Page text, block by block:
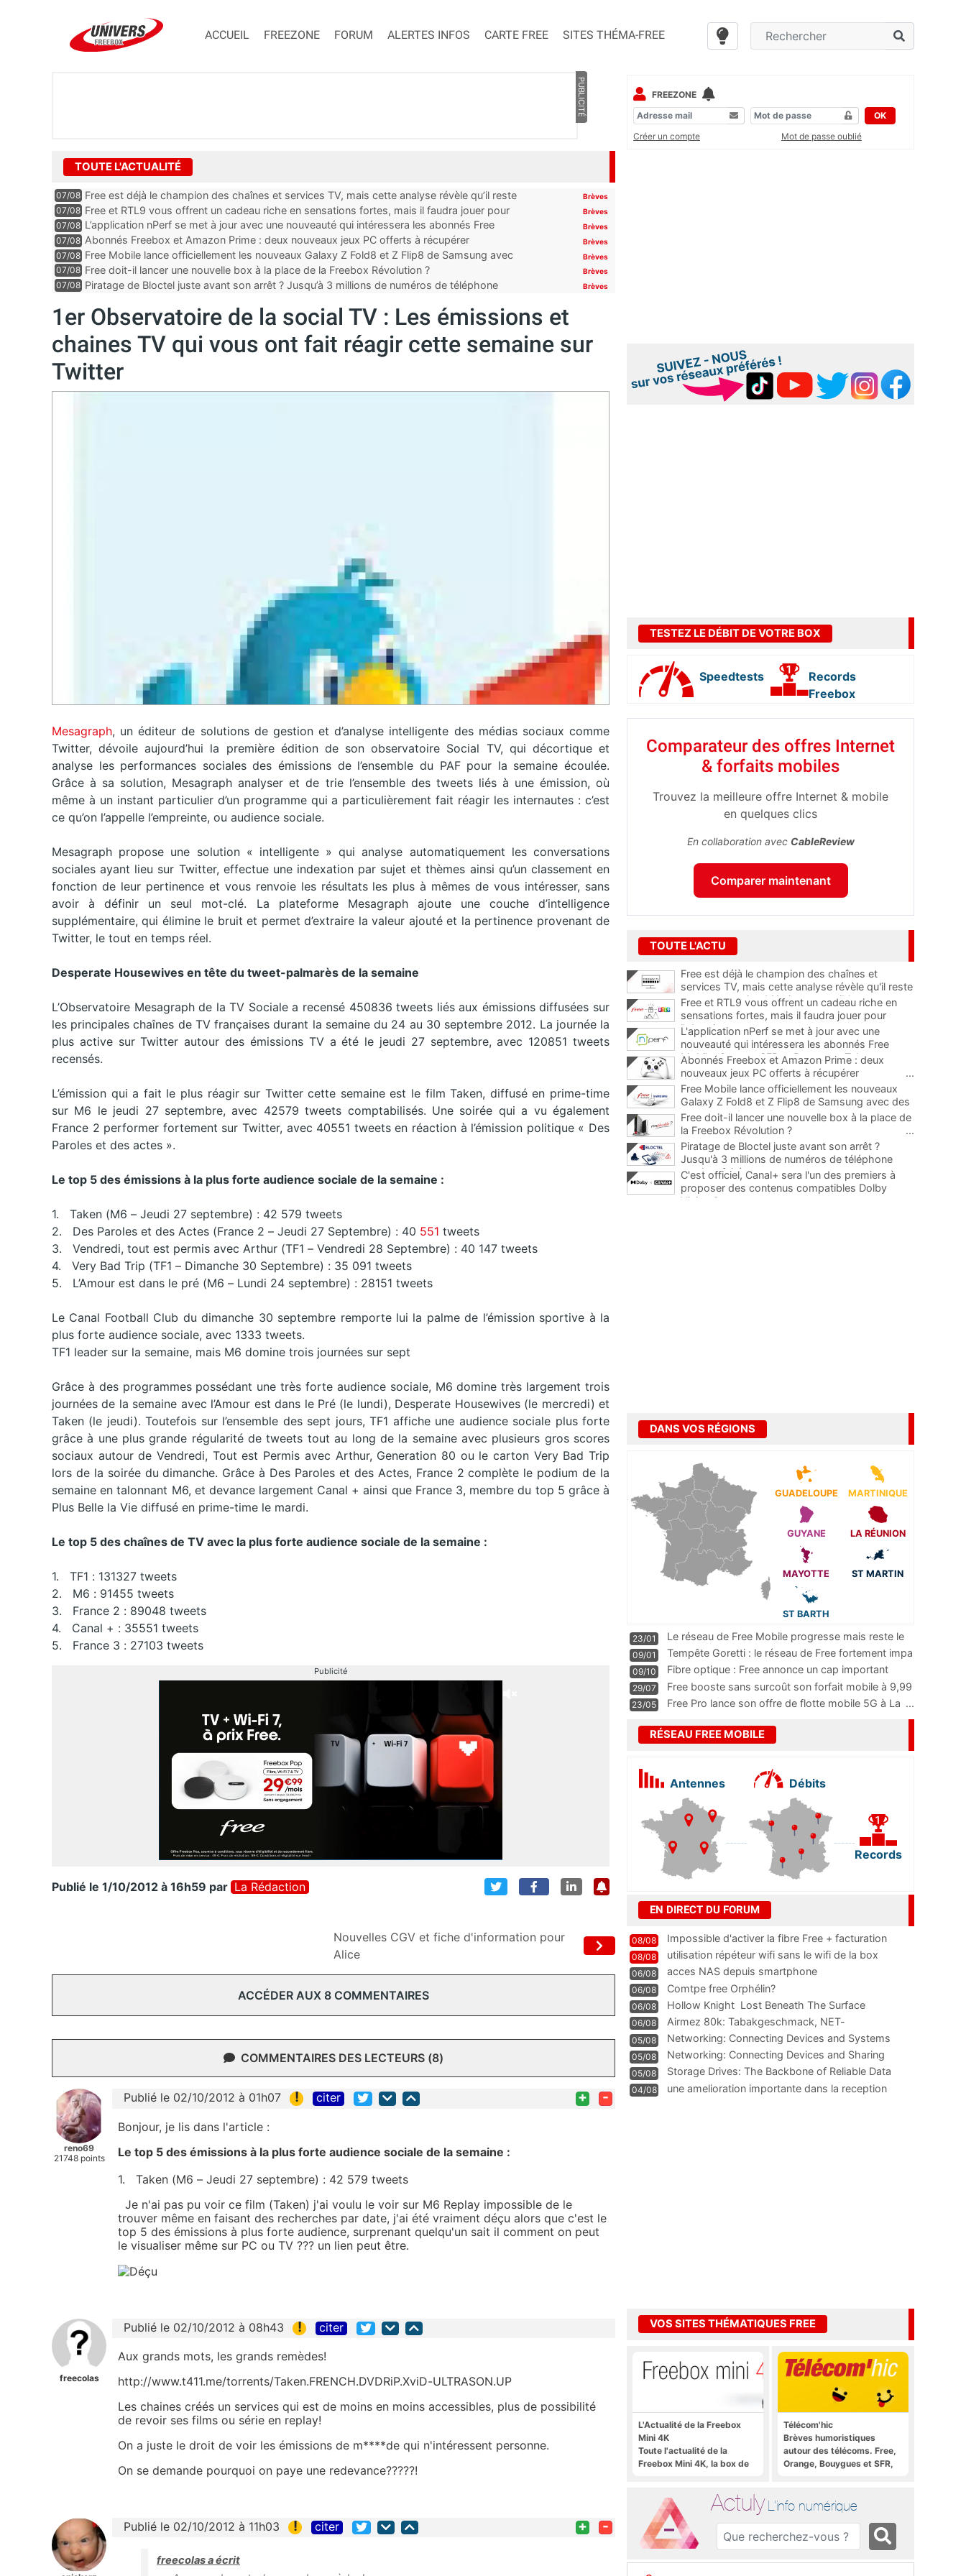
ACCUEIL FREEZONE FORUM ALERTES INFOS CARTE FREE SITES THÉMA-FREE
PUBLICITÉ
TOUTE L'ACTUALITÉ
07/08 Free est déjà le champion des chaînes et services TV, mais cette analyse révèle qu’il reste
encore au moin...
Brèves
07/08 Free et RTL9 vous offrent un cadeau riche en sensations fortes, mais il faudra jouer pour
l’obtenir
Brèves
07/08 L’application nPerf se met à jour avec une nouveauté qui intéressera les abonnés Free
Mobile, Orange, SFR ...
Brèves
07/08 Abonnés Freebox et Amazon Prime : deux nouveaux jeux PC offerts à récupérer Brèves
07/08 Free Mobile lance officiellement les nouveaux Galaxy Z Fold8 et Z Flip8 de Samsung avec
des promos et des cadeaux
Brèves
07/08 Free doit-il lancer une nouvelle box à la place de la Freebox Révolution ? Brèves
07/08 Piratage de Bloctel juste avant son arrêt ? Jusqu’à 3 millions de numéros de téléphone
Brèves
1er Observatoire de la social TV : Les émissions et
chaines TV qui vous ont fait réagir cette semaine sur
Twitter
Mesagraph, un éditeur de solutions de gestion et d’analyse intelligente des médias sociaux comme
Twitter, dévoile aujourd’hui la première édition de son observatoire Social TV, qui décortique et
analyse les performances sociales des émissions de l’ensemble du PAF pour la semaine écoulée.
Grâce à sa solution, Mesagraph analyser et de trie l’ensemble des tweets liés à une émission, où
même à un instant particulier d’un programme qui a particulièrement fait réagir les internautes : c’est
ce qu’on l’appelle l’empreinte, ou audience sociale.
Mesagraph propose une solution « intelligente » qui analyse automatiquement les conversations
sociales ayant lieu sur Twitter, effectue une indexation par sujet et thèmes ainsi qu’un classement en
fonction de leur pertinence et vous renvoie les résultats les plus à mêmes de vous intéresser, sans
avoir à définir un seul mot-clé. La plateforme Mesagraph ajoute une couche d’intelligence
supplémentaire, qui élimine le bruit et permet d’extraire la valeur ajouté et la pertinence provenant de
Twitter, le tout en temps réel.
Desperate Housewives en tête du tweet-palmarès de la semaine
L’Observatoire Mesagraph de la TV Sociale a recensé 450836 tweets liés aux émissions diffusées sur
les principales chaînes de TV françaises durant la semaine du 24 au 30 septembre 2012. La journée la
plus active sur Twitter autour des émissions TV a été le jeudi 27 septembre, avec 120851 tweets
recensés.
L’émission qui a fait le plus réagir sur Twitter cette semaine est le film Taken, diffusé en prime-time
sur M6 le jeudi 27 septembre, avec 42579 tweets comptabilisés. Une soirée qui a vu également
France 2 performer fortement sur Twitter, avec 40551 tweets en réaction à l’émission politique « Des
Paroles et des actes ».
Le top 5 des émissions à la plus forte audience sociale de la semaine :
1. Taken (M6 – Jeudi 27 septembre) : 42 579 tweets
2. Des Paroles et des Actes (France 2 – Jeudi 27 Septembre) : 40 551 tweets
3. Vendredi, tout est permis avec Arthur (TF1 – Vendredi 28 Septembre) : 40 147 tweets
4. Very Bad Trip (TF1 – Dimanche 30 Septembre) : 35 091 tweets
5. L’Amour est dans le pré (M6 – Lundi 24 septembre) : 28151 tweets
Le Canal Football Club du dimanche 30 septembre remporte lui la palme de l’émission sportive à la
plus forte audience sociale, avec 1333 tweets.
TF1 leader sur la semaine, mais M6 domine trois journées sur sept
Grâce à des programmes possédant une très forte audience sociale, M6 domine très largement trois
journées de la semaine avec l’Amour est dans le Pré (le lundi), Desperate Housewives (le mercredi) et
Taken (le jeudi). Toutefois sur l’ensemble des sept jours, TF1 affiche une audience sociale plus forte
grâce à une plus grande régularité de tweets tout au long de la semaine avec plusieurs gros scores
sociaux autour de Vendredi, Tout est Permis avec Arthur, Generation 80 ou le carton Very Bad Trip
lors de la soirée du dimanche. Grâce à Des Paroles et des Actes, France 2 complète le podium de la
semaine en talonnant M6, et devance largement Canal + ainsi que France 3, membre du top 5 grâce à
Plus Belle la Vie diffusé en prime-time le mardi.
Le top 5 des chaînes de TV avec la plus forte audience sociale de la semaine :
1. TF1 : 131327 tweets
2. M6 : 91455 tweets
3. France 2 : 89048 tweets
4. Canal + : 35551 tweets
5. France 3 : 27103 tweets
Publicité
Publié le 1/10/2012 à 16h59 par La Rédaction
Nouvelles CGV et fiche d'information pour
Alice
ACCÉDER AUX 8 COMMENTAIRES
COMMENTAIRES DES LECTEURS (8)
reno69
21748 points
Publié le 02/10/2012 à 01h07 ! citer + -
Bonjour, je lis dans l'article :
Le top 5 des émissions à la plus forte audience sociale de la semaine :
1. Taken (M6 – Jeudi 27 septembre) : 42 579 tweets
Je n'ai pas pu voir ce film (Taken) j'ai voulu le voir sur M6 Replay impossible de le
trouver même en faisant des recherches par date, j'ai été vraiment déçu alors que c'est le
top 5 des émissions à plus forte audience, surprenant quelqu'un sait il comment on peut
le visualiser même sur PC ou TV ??? un lien peut être.
freecolas
Publié le 02/10/2012 à 08h43 ! citer
Aux grands mots, les grands remèdes!
http://www.t411.me/torrents/Taken.FRENCH.DVDRiP.XviD-ULTRASON.UP
Les chaines créés un services qui est de moins en moins accessibles, plus de possibilité
de revoir ses films ou série en replay!
On a juste le droit de voir les émissions de m****de qui n'intéressent personne.
On se demande pourquoi on paye une redevance?????!
Publié le 02/10/2012 à 11h03 ! citer + -
freecolas a écrit
FREEZONE
OK
Créer un compte
Mot de passe oublié
TESTEZ LE DÉBIT DE VOTRE BOX
Speedtests
Records
Freebox
Comparateur des offres Internet
& forfaits mobiles
Trouvez la meilleure offre Internet & mobile
en quelques clics
En collaboration avec CableReview
Comparer maintenant
TOUTE L'ACTU
Free est déjà le champion des chaînes et
services TV, mais cette analyse révèle qu'il reste
encore au moins 141 ajouts possibles
Free et RTL9 vous offrent un cadeau riche en
sensations fortes, mais il faudra jouer pour
l'obtenir
L'application nPerf se met à jour avec une
nouveauté qui intéressera les abonnés Free
Mobile, Orange, SFR et Bouygues Telecom
Abonnés Freebox et Amazon Prime : deux
nouveaux jeux PC offerts à récupérer
...
Free Mobile lance officiellement les nouveaux
Galaxy Z Fold8 et Z Flip8 de Samsung avec des
promos et des cadeaux
...
Free doit-il lancer une nouvelle box à la place de
la Freebox Révolution ?
...
Piratage de Bloctel juste avant son arrêt ?
Jusqu'à 3 millions de numéros de téléphone
auraient fuité
C'est officiel, Canal+ sera l'un des premiers à
proposer des contenus compatibles Dolby
Vision 2
DANS VOS RÉGIONS
GUADELOUPE MARTINIQUE
GUYANE LA RÉUNION
MAYOTTE ST MARTIN
ST BARTH
23/01
Le réseau de Free Mobile progresse mais reste le
m
...
09/01
Tempête Goretti : le réseau de Free fortement impa
09/10
Fibre optique : Free annonce un cap important
pass
...
29/07
Free booste sans surcoût son forfait mobile à 9,99
23/05 Free Pro lance son offre de flotte mobile 5G à La ...
RÉSEAU FREE MOBILE
Antennes Débits
Records
EN DIRECT DU FORUM
08/08
Impossible d'activer la fibre Free + facturation
résiliation
08/08 utilisation répéteur wifi sans le wifi de la box
06/08 acces NAS depuis smartphone
06/08 Comtpe free Orphélin?
06/08 Hollow Knight  Lost Beneath The Surface
06/08
Airmez 80k: Tabakgeschmack, NET-
Technologie und Leistung im
05/08 Networking: Connecting Devices and Systems
05/08
Networking: Connecting Devices and Sharing
Information
05/08
Storage Drives: The Backbone of Reliable Data
Management
04/08
une amelioration importante dans la reception
VOS SITES THÉMATIQUES FREE
L'Actualité de la Freebox
Mini 4K
Toute l'actualité de la
Freebox Mini 4K, la box de
Télécom'hic
Brèves humoristiques
autour des télécoms. Free,
Orange, Bouygues et SFR,
Actuly L'info numérique